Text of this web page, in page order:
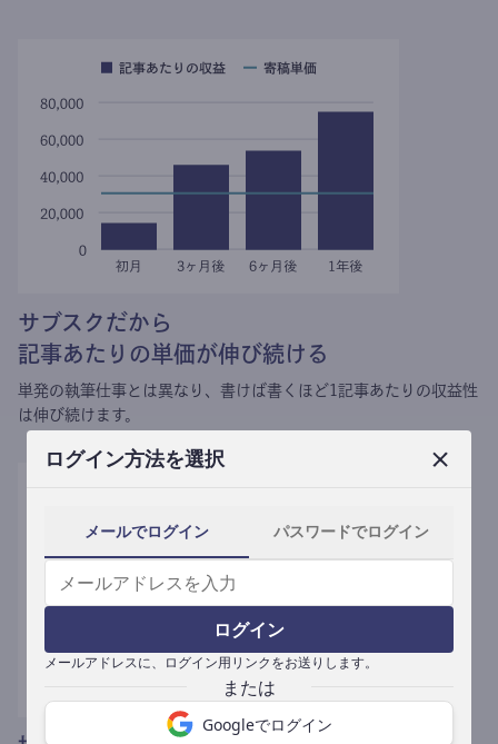
ログイン方法を選択
メールでログイン パスワードでログイン
ログイン
メールアドレスに、ログイン用リンクをお送りします。
Googleでログイン
サブスクだから
記事あたりの単価が伸び続ける
単発の執筆仕事とは異なり、 書けば書くほど1記事あたりの収益性
は伸び続けます。